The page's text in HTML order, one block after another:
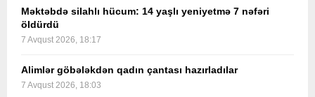
Məktəbdə silahlı hücum: 14 yaşlı yeniyetmə 7 nəfəri
öldürdü
7 Avqust 2026, 18:17
Alimlər göbələkdən qadın çantası hazırladılar
7 Avqust 2026, 18:03